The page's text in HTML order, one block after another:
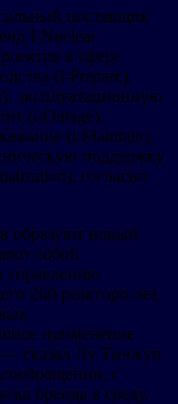
поставщик
I-Nuclear
в сфере
(i-Prepare),
эксплуатационную
(i-Outage),
(i-Maintain),
поддержку
согласно
образуют новый
собой
управлению
260 реакторо-лет,
применение
— сказал Лу Тичжун
с
бренда в среду.